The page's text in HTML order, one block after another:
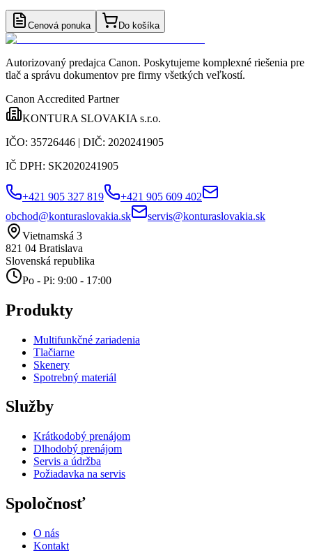
Cenová ponuka Do košíka
Autorizovaný predajca Canon. Poskytujeme komplexné riešenia pre
tlač a správu dokumentov pre firmy všetkých veľkostí.
Canon Accredited Partner
KONTURA SLOVAKIA s.r.o.
IČO: 35726446 | DIČ: 2020241905
IČ DPH: SK2020241905
+421 905 327 819
+421 905 609 402
obchod@konturaslovakia.sk
servis@konturaslovakia.sk
Vietnamská 3
821 04 Bratislava
Slovenská republika
Po - Pi: 9:00 - 17:00
Produkty
Multifunkčné zariadenia
Tlačiarne
Skenery
Spotrebný materiál
Služby
Krátkodobý prenájom
Dlhodobý prenájom
Servis a údržba
Požiadavka na servis
Spoločnosť
O nás
Kontakt